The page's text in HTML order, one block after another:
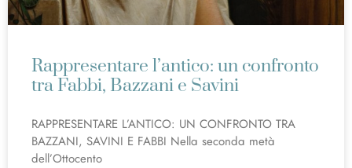
Rappresentare l’antico: un confronto
tra Fabbi, Bazzani e Savini
RAPPRESENTARE L’ANTICO: UN CONFRONTO TRA
BAZZANI, SAVINI E FABBI Nella seconda metà
dell’Ottocento